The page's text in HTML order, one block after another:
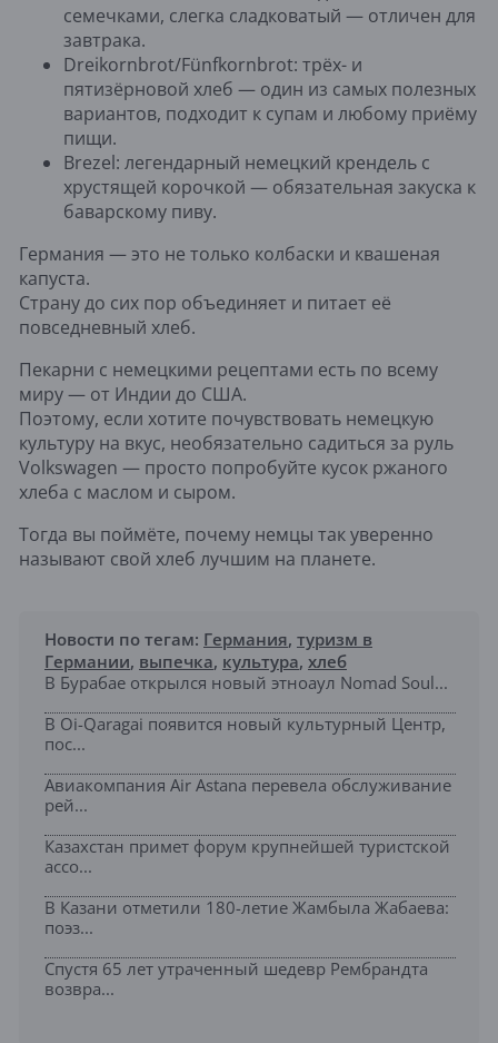
семечками, слегка сладковатый — отличен для
завтрака.
Dreikornbrot/Fünfkornbrot: трёх- и
пятизёрновой хлеб — один из самых полезных
вариантов, подходит к супам и любому приёму
пищи.
Brezel: легендарный немецкий крендель с
хрустящей корочкой — обязательная закуска к
баварскому пиву.
Германия — это не только колбаски и квашеная
капуста.
Страну до сих пор объединяет и питает её
повседневный хлеб.
Пекарни с немецкими рецептами есть по всему
миру — от Индии до США.
Поэтому, если хотите почувствовать немецкую
культуру на вкус, необязательно садиться за руль
Volkswagen — просто попробуйте кусок ржаного
хлеба с маслом и сыром.
Тогда вы поймёте, почему немцы так уверенно
называют свой хлеб лучшим на планете.
Новости по тегам: Германия, туризм в
Германии, выпечка, культура, хлеб
В Бурабае открылся новый этноаул Nomad Soul...
В Oi-Qaragai появится новый культурный Центр,
пос...
Авиакомпания Air Astana перевела обслуживание
рей...
Казахстан примет форум крупнейшей туристской
ассо...
В Казани отметили 180-летие Жамбыла Жабаева:
поэз...
Спустя 65 лет утраченный шедевр Рембрандта
возвра...